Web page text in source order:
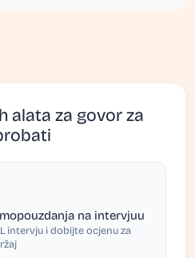
alata za govor za
na intervjuu
intervju i dobijte ocjenu za